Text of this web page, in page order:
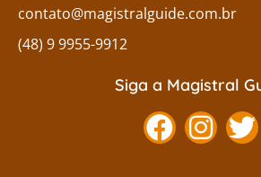
contato@magistralguide.com.br
(48) 9 9955-9912
Siga a Magistral